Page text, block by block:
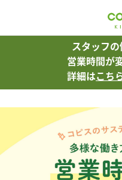
スタッフ
営業時間が
詳細はこち
スタッフ
営業時間が
詳細はこち